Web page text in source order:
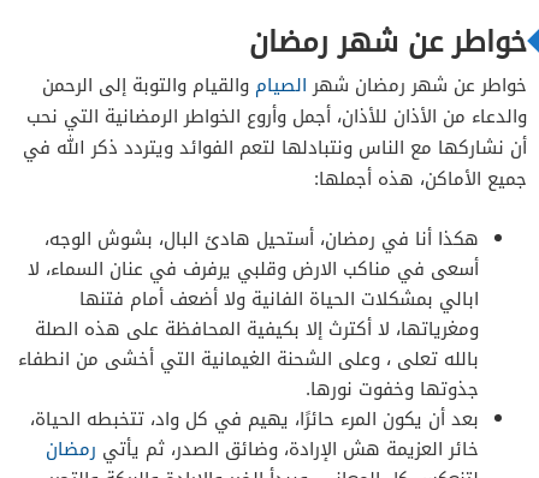
خواطر عن شهر رمضان
خواطر عن شهر رمضان شهرالصيام والقيام والتوبة إلى الرحمن
والدعاء من الأذان للأذان، أجمل وأروع الخواطر الرمضانية التي نحب
أن نشاركها مع الناس ونتبادلها لتعم الفوائد ويتردد ذكر الله في
جميع الأماكن، هذه أجملها:
هكذا أنا في رمضان، أستحيل هادئ البال، بشوش الوجه،
أسعى في مناكب الارض وقلبي يرفرف في عنان السماء، لا
ابالي بمشكلات الحياة الفانية ولا أضعف أمام فتنها
ومغرياتها، لا أكترث إلا بكيفية المحافظة على هذه الصلة
بالله تعلى ، وعلى الشحنة الغيمانية التي أخشى من انطفاء
جذوتها وخفوت نورها.
بعد أن يكون المرء حائرًا، يهيم في كل واد، تتخبطه الحياة،
خائر العزيمة هش الإرادة، وضائق الصدر، ثم يأتي رمضان